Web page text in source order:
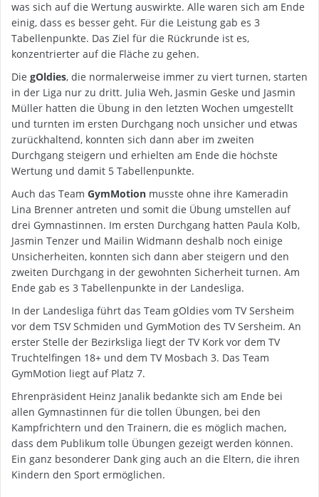
was sich auf die Wertung auswirkte. Alle waren sich am Ende
einig, dass es besser geht. Für die Leistung gab es 3
Tabellenpunkte. Das Ziel für die Rückrunde ist es,
konzentrierter auf die Fläche zu gehen.
Die gOldies, die normalerweise immer zu viert turnen, starten
in der Liga nur zu dritt. Julia Weh, Jasmin Geske und Jasmin
Müller hatten die Übung in den letzten Wochen umgestellt
und turnten im ersten Durchgang noch unsicher und etwas
zurückhaltend, konnten sich dann aber im zweiten
Durchgang steigern und erhielten am Ende die höchste
Wertung und damit 5 Tabellenpunkte.
Auch das Team GymMotion musste ohne ihre Kameradin
Lina Brenner antreten und somit die Übung umstellen auf
drei Gymnastinnen. Im ersten Durchgang hatten Paula Kolb,
Jasmin Tenzer und Mailin Widmann deshalb noch einige
Unsicherheiten, konnten sich dann aber steigern und den
zweiten Durchgang in der gewohnten Sicherheit turnen. Am
Ende gab es 3 Tabellenpunkte in der Landesliga.
In der Landesliga führt das Team gOldies vom TV Sersheim
vor dem TSV Schmiden und GymMotion des TV Sersheim. An
erster Stelle der Bezirksliga liegt der TV Kork vor dem TV
Truchtelfingen 18+ und dem TV Mosbach 3. Das Team
GymMotion liegt auf Platz 7.
Ehrenpräsident Heinz Janalik bedankte sich am Ende bei
allen Gymnastinnen für die tollen Übungen, bei den
Kampfrichtern und den Trainern, die es möglich machen,
dass dem Publikum tolle Übungen gezeigt werden können.
Ein ganz besonderer Dank ging auch an die Eltern, die ihren
Kindern den Sport ermöglichen.